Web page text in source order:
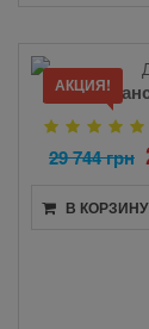
АКЦИЯ!
Диван
29 744 грн
В КОРЗИНУ